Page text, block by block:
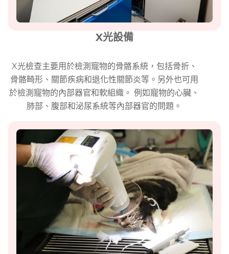
X光設備
X光檢查主要用於檢測寵物的骨骼系統，包括骨折、
骨骼畸形、關節疾病和退化性關節炎等。另外也可用
於檢測寵物的內部器官和軟組織。 例如寵物的心臟、
肺部、腹部和泌尿系統等內部器官的問題。